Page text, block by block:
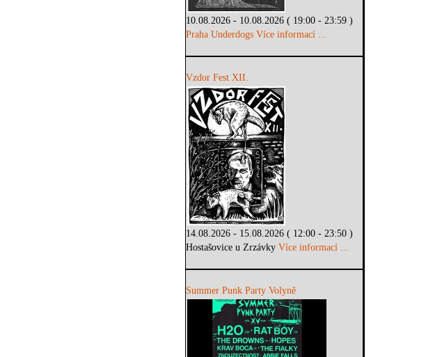
10.08.2026 - 10.08.2026 ( 19:00 - 23:59 )
Praha Underdogs Více informací ...
Vzdor Fest XII.
14.08.2026 - 15.08.2026 ( 12:00 - 23:50 )
Hostašovice u ZrzávkyVíce informací ...
Summer Punk Party Volyně